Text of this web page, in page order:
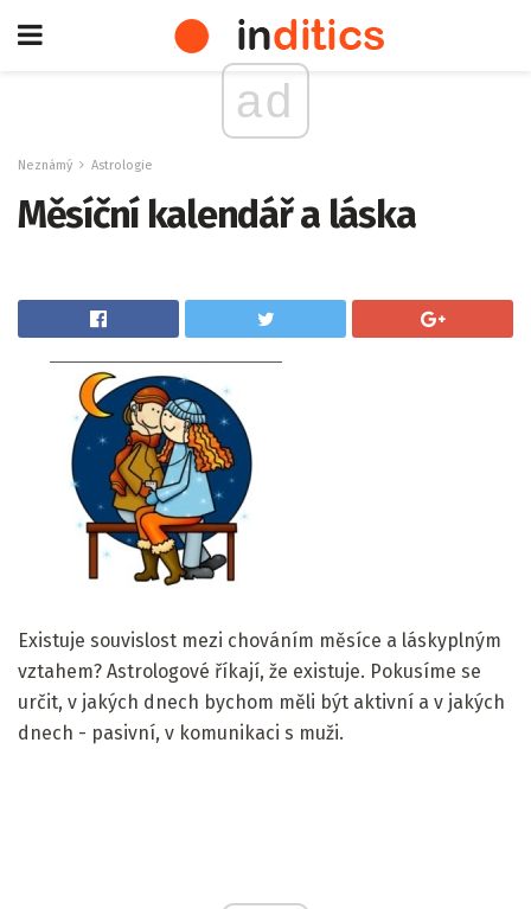
ad
Neznámý Astrologie
Měsíční kalendář a láska
Existuje souvislost mezi chováním měsíce a láskyplným
vztahem? Astrologové říkají, že existuje. Pokusíme se
určit, v jakých dnech bychom měli být aktivní a v jakých
dnech - pasivní, v komunikaci s muži.